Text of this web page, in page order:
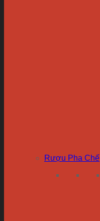
Rượu Pha Chế